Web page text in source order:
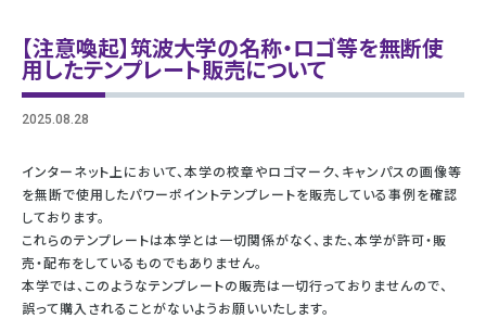
【注意喚起】筑波大学の名称・ロゴ等を無断使
用したテンプレート販売について
2025.08.28
インターネット上において、本学の校章やロゴマーク、キャンパスの画像等
を無断で使用したパワーポイントテンプレートを販売している事例を確認
しております。
これらのテンプレートは本学とは一切関係がなく、また、本学が許可・販
売・配布をしているものでもありません。
本学では、このようなテンプレートの販売は一切行っておりませんので、
誤って購入されることがないようお願いいたします。